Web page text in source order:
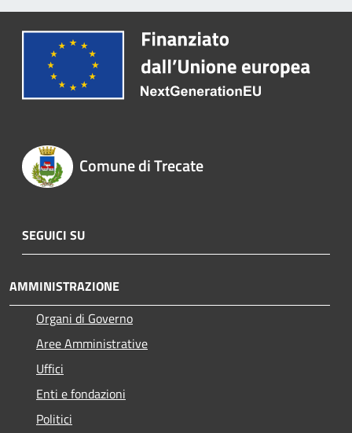
Comune di Trecate
SEGUICI SU
AMMINISTRAZIONE
Organi di Governo
Aree Amministrative
Uffici
Enti e fondazioni
Politici